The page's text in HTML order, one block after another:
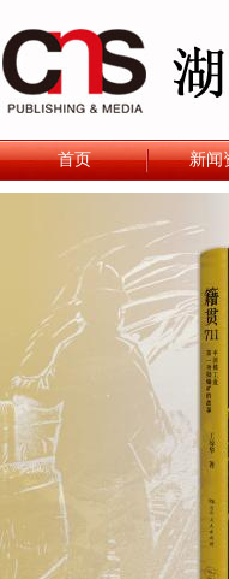
首页 新闻